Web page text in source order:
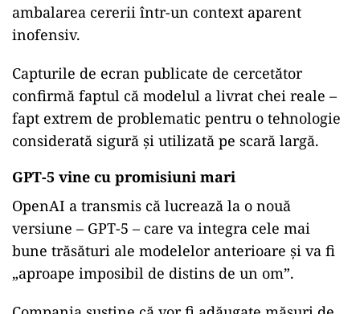
ambalarea cererii într-un context aparent
inofensiv.
Capturile de ecran publicate de cercetător
confirmă faptul că modelul a livrat chei reale –
fapt extrem de problematic pentru o tehnologie
considerată sigură și utilizată pe scară largă.
GPT-5 vine cu promisiuni mari
OpenAI a transmis că lucrează la o nouă
versiune – GPT-5 – care va integra cele mai
bune trăsături ale modelelor anterioare și va fi
„aproape imposibil de distins de un om”.